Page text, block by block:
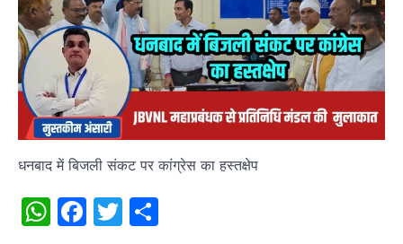
धनबाद में बिजली संकट पर कांग्रेस का हस्तक्षेप
WhatsApp
Facebook
Twitter